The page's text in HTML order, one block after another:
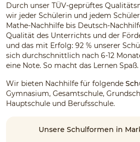
Durch unser TÜV-geprüftes
wir jeder Schülerin und jedem
Mathe-Nachhilfe bis Deutsch-
Qualität des Unterrichts und der
und das mit Erfolg: 92 % unserer
sich durchschnittlich nach 6-12
eine Note. So macht das Lernen Spaß.
Wir bieten Nachhilfe für folgende
Gymnasium, Gesamtschule,
Hauptschule und Berufsschule.
Unsere Schulformen in